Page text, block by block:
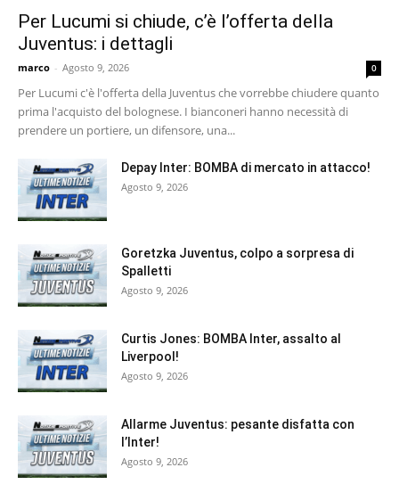
Per Lucumi si chiude, c’è l’offerta della
Juventus: i dettagli
marco - Agosto 9, 2026 0
Per Lucumi c'è l'offerta della Juventus che vorrebbe chiudere quanto
prima l'acquisto del bolognese. I bianconeri hanno necessità di
prendere un portiere, un difensore, una...
Depay Inter: BOMBA di mercato in attacco!
Agosto 9, 2026
Goretzka Juventus, colpo a sorpresa di
Spalletti
Agosto 9, 2026
Curtis Jones: BOMBA Inter, assalto al
Liverpool!
Agosto 9, 2026
Allarme Juventus: pesante disfatta con
l’Inter!
Agosto 9, 2026